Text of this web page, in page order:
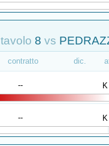
tavolo 8 vs
contratto dic.
-- K
-- K